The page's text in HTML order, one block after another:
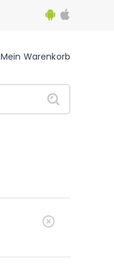
Mein Warenkorb